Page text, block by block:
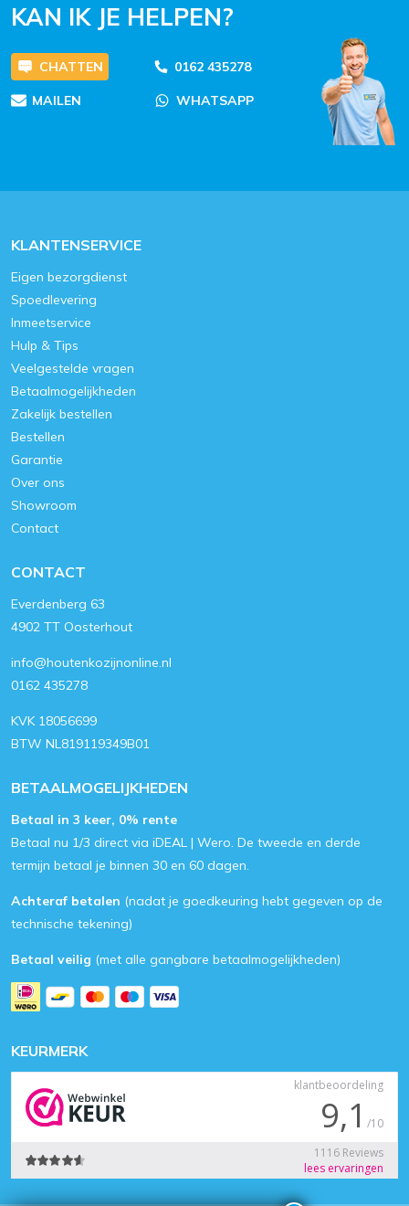
KAN IK JE HELPEN?
CHATTEN 0162 435278
MAILEN WHATSAPP
KLANTENSERVICE
Eigen bezorgdienst
Spoedlevering
Inmeetservice
Hulp & Tips
Veelgestelde vragen
Betaalmogelijkheden
Zakelijk bestellen
Bestellen
Garantie
Over ons
Showroom
Contact
CONTACT
Everdenberg 63
4902 TT Oosterhout
info@houtenkozijnonline.nl
0162 435278
KVK 18056699
BTW NL819119349B01
BETAALMOGELIJKHEDEN
Betaal in 3 keer, 0% rente
Betaal nu 1/3 direct via iDEAL | Wero. De tweede en derde
termijn betaal je binnen 30 en 60 dagen.
Achteraf betalen (nadat je goedkeuring hebt gegeven op de
technische tekening)
Betaal veilig (met alle gangbare betaalmogelijkheden)
KEURMERK